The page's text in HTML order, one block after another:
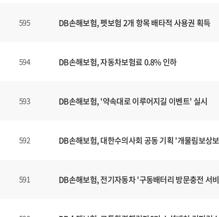
595 DB손해보험, 펫보험 2개 항목 배타적 사용권 획득
594 DB손해보험, 자동차보험료 0.8% 인하
593 DB손해보험, '약속대로 이루어지길 이벤트' 실시
592 DB손해보험, 대한수의사회 공동 기획 '개물림보상
591 DB손해보험, 전기자동차 '구동배터리 방문충전 서